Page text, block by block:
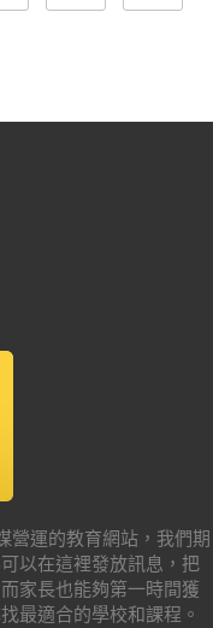
營運的教育網站，我們期
以在這裡發放訊息，把
家長也能夠第一時間獲
最適合的學校和課程。